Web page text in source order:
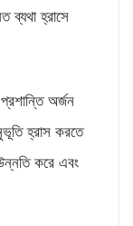
ব্যথা হ্রাসে
অর্জন
হ্রাস করতে
উন্নতি করে এবং